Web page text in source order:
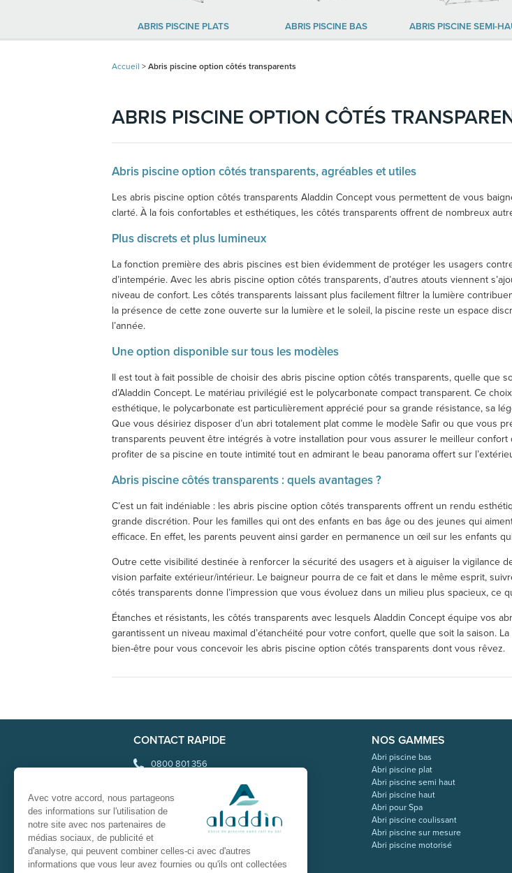
ABRIS PISCINE PLATS ABRIS PISCINE BAS ABRIS PISCINE SEMI-
Accueil > Abris piscine option côtés transparents
ABRIS PISCINE OPTION CÔTÉS
Abris piscine option côtés transparents, agréables et utiles
Les abris piscine option côtés transparents Aladdin Concept vous permettent de vous
clarté. À la fois confortables et esthétiques, les côtés transparents offrent de nombreux
Plus discrets et plus lumineux
La fonction première des abris piscines est bien évidemment de protéger les usagers
d’intempérie. Avec les abris piscine option côtés transparents, d’autres atouts viennent
niveau de confort. Les côtés transparents laissant plus facilement filtrer la lumière
la présence de cette zone ouverte sur la lumière et le soleil, la piscine reste un espace
l’année.
Une option disponible sur tous les modèles
Il est tout à fait possible de choisir des abris piscine option côtés transparents, quelle que
d’Aladdin Concept. Le matériau privilégié est le polycarbonate compact transparent. Ce
esthétique, le polycarbonate est particulièrement apprécié pour sa grande résistance, sa
Que vous désiriez disposer d’un abri totalement plat comme le modèle Safir ou que vous
transparents peuvent être intégrés à votre installation pour vous assurer le meilleur confort
profiter de sa piscine en toute intimité tout en admirant le beau panorama offert sur
Abris piscine côtés transparents : quels avantages ?
C’est un fait indéniable : les abris piscine option côtés transparents offrent un rendu
grande discrétion. Pour les familles qui ont des enfants en bas âge ou des jeunes qui
efficace. En effet, les parents peuvent ainsi garder en permanence un œil sur les enfants
Outre cette visibilité destinée à renforcer la sécurité des usagers et à aiguiser la vigilance
vision parfaite extérieur/intérieur. Le baigneur pourra de ce fait et dans le même esprit,
côtés transparents donne l’impression que vous évoluez dans un milieu plus spacieux, ce
Étanches et résistants, les côtés transparents avec lesquels Aladdin Concept équipe vos
garantissent un niveau maximal d’étanchéité pour votre confort, quelle que soit la saison.
bien-être pour vous concevoir les abris piscine option côtés transparents dont vous rêvez.
CONTACT RAPIDE
0800 801 356
NOUS SUIVRE
NOS GAMMES
Abri piscine bas
Abri piscine plat
Abri piscine semi haut
Abri piscine haut
Abri pour Spa
Abri piscine coulissant
Abri piscine sur mesure
Abri piscine motorisé
Avec votre accord, nous partageons
des informations sur l'utilisation de
notre site avec nos partenaires de
médias sociaux, de publicité et
d'analyse, qui peuvent combiner celles-ci avec d'autres
informations que vous leur avez fournies ou qu'ils ont collectées